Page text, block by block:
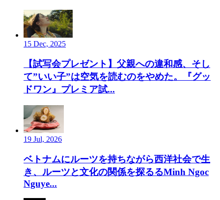
15 Dec, 2025
【試写会プレゼント】父親への違和感、そし
て”いい子”は空気を読むのをやめた。『グッ
ドワン』プレミア試...
19 Jul, 2026
ベトナムにルーツを持ちながら西洋社会で生
き、ルーツと文化の関係を探るるMinh Ngoc
Nguye...